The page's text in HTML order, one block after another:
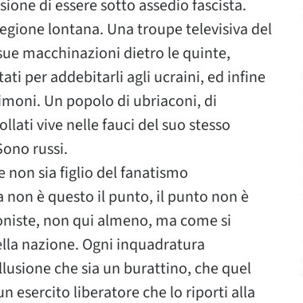
di essere sotto assedio fascista.
lontana. Una troupe televisiva del
macchinazioni dietro le quinte,
per addebitarli agli ucraini, ed infine
Un popolo di ubriaconi, di
vive nelle fauci del suo stesso
russi.
non sia figlio del fanatismo
è questo il punto, il punto non è
non qui almeno, ma come si
nazione. Ogni inquadratura
che sia un burattino, che quel
esercito liberatore che lo riporti alla